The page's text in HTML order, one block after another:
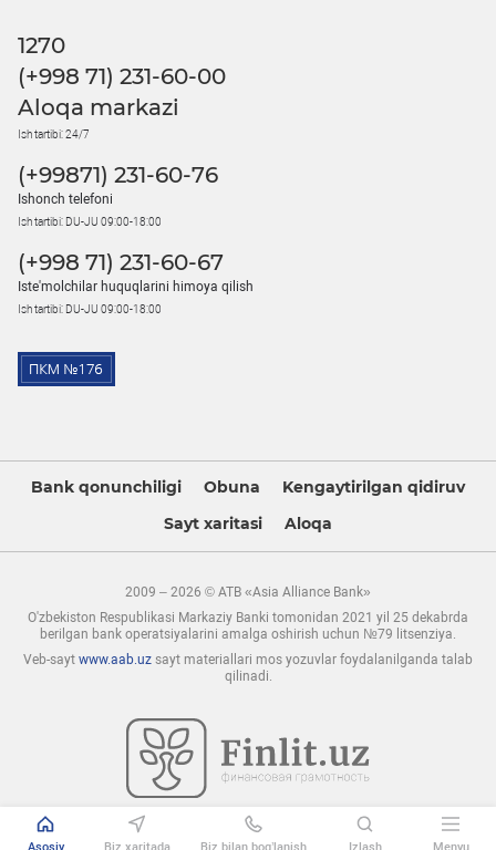
1270
(+998 71) 231-60-00
Aloqa markazi
Ish tartibi: 24/7
(+99871) 231-60-76
Ishonch telefoni
Ish tartibi: DU-JU 09:00-18:00
(+998 71) 231-60-67
Iste'molchilar huquqlarini himoya qilish
Ish tartibi: DU-JU 09:00-18:00
Bank qonunchiligi Obuna
Kengaytirilgan qidiruv
Sayt xaritasi
Aloqa
2009 – 2026 © ATB «Asia Alliance Bank»
O'zbekiston Respublikasi Markaziy Banki tomonidan 2021 yil 25 dekabrda
berilgan bank operatsiyalarini amalga oshirish uchun №79 litsenziya.
Veb-sayt www.aab.uz sayt materiallari mos yozuvlar foydalanilganda talab
qilinadi.